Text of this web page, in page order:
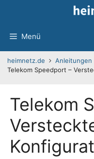
Menü
heimnetz.de Anleitungen
Telekom Speedport –
Telekom